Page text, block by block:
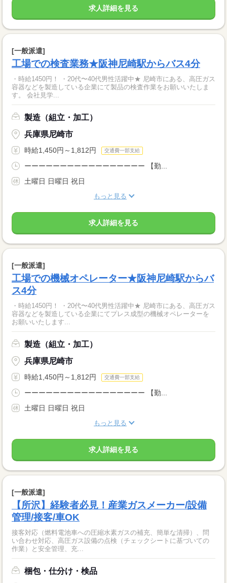
求人詳細を見る
[一般派遣]
工場での検査業務★阪神尼崎駅からバス4分
・時給1450円！ ・20代〜40代男性活躍中★ 尼崎市にある、高圧ガス
容器などを製造している企業にて製品の検査作業をお願いいたしま
す。 会社見学...
製造（組立・加工）
兵庫県尼崎市
時給1,450円～1,812円 交通費一部支給
ーーーーーーーーーーーーーーーーー 【勤...
土曜日 日曜日 祝日
もっと見る
求人詳細を見る
[一般派遣]
工場での機械オペレーター★阪神尼崎駅からバ
ス4分
・時給1450円！ ・20代〜40代男性活躍中★ 尼崎市にある、高圧ガス
容器などを製造している企業にてプレス成型の機械オペレーターを
お願いいたします...
製造（組立・加工）
兵庫県尼崎市
時給1,450円～1,812円 交通費一部支給
ーーーーーーーーーーーーーーーーー 【勤...
土曜日 日曜日 祝日
もっと見る
求人詳細を見る
[一般派遣]
【所沢】経験者必見！産業ガスメーカー/設備
管理/接客/車OK
接客対応（燃料電池車への圧縮水素ガスの補充、簡単な清掃）、問
い合わせ対応、高圧ガス設備の点検（チェックシートに基づいての
作業）と安全管理、充...
梱包・仕分け・検品